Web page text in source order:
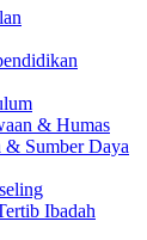
& Humas
& Sumber Daya
Ibadah